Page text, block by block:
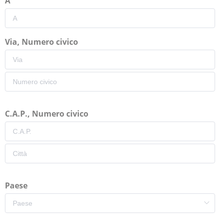
Via, Numero civico
C.A.P., Numero civico
Paese